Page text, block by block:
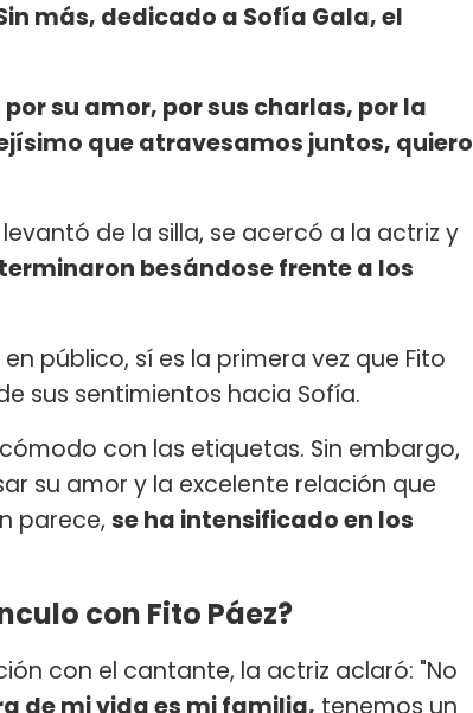
más, dedicado a Sofía Gala, el
su amor, por sus charlas, por la
que atravesamos juntos, quiero
de la silla, se acercó a la actriz y
terminaron besándose frente a los
público, sí es la primera vez que Fito
sus sentimientos hacia Sofía.
con las etiquetas. Sin embargo,
su amor y la excelente relación que
parece, se ha intensificado en los
con Fito Páez?
con el cantante, la actriz aclaró: "No
de mi vida es mi familia, tenemos un